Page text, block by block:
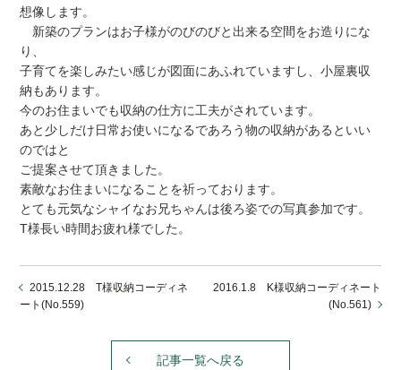
想像します。
新築のプランはお子様がのびのびと出来る空間をお造りにな
り、
子育てを楽しみたい感じが図面にあふれていますし、小屋裏収
納もあります。
今のお住まいでも収納の仕方に工夫がされています。
あと少しだけ日常お使いになるであろう物の収納があるといい
のではと
ご提案させて頂きました。
素敵なお住まいになることを祈っております。
とても元気なシャイなお兄ちゃんは後ろ姿での写真参加です。
T様長い時間お疲れ様でした。
2015.12.28 T様収納コーディネ
ート(No.559)
2016.1.8 K様収納コーディネート
(No.561)
記事一覧へ戻る